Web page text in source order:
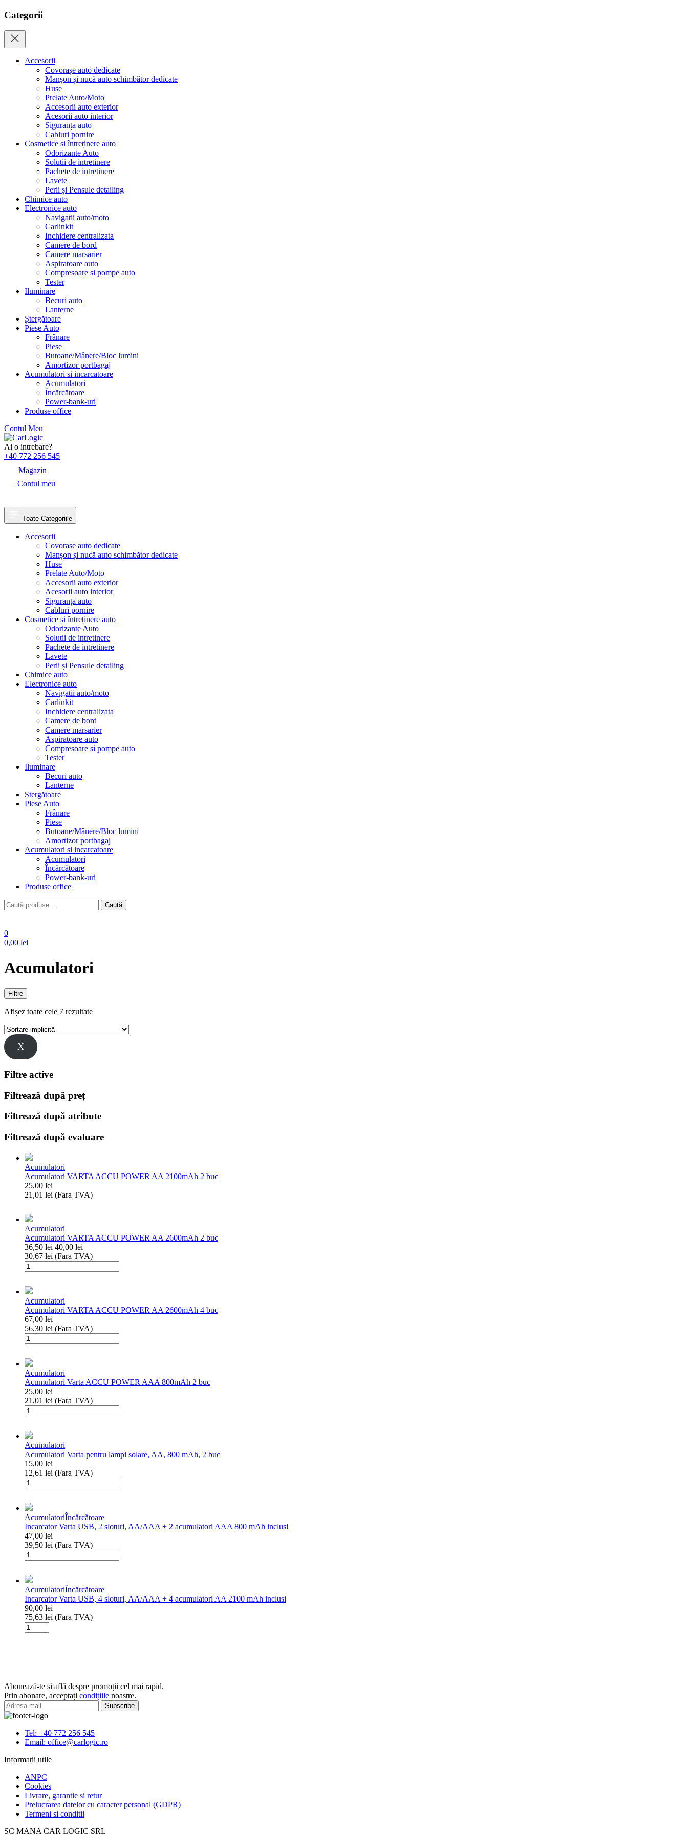
Categorii
Accesorii
Covorașe auto dedicate
Manșon și nucă auto schimbător dedicate
Huse
Prelate Auto/Moto
Accesorii auto exterior
Acesorii auto interior
Siguranța auto
Cabluri pornire
Cosmetice și întreținere auto
Odorizante Auto
Solutii de intretinere
Pachete de intretinere
Lavete
Perii și Pensule detailing
Chimice auto
Electronice auto
Navigatii auto/moto
Carlinkit
Inchidere centralizata
Camere de bord
Camere marsarier
Aspiratoare auto
Compresoare si pompe auto
Tester
Iluminare
Becuri auto
Lanterne
Ștergătoare
Piese Auto
Frânare
Piese
Butoane/Mânere/Bloc lumini
Amortizor portbagaj
Acumulatori si incarcatoare
Acumulatori
Încărcătoare
Power-bank-uri
Produse office
Contul Meu
Skip
to
content
Ai o intrebare?
+40 772 256 545
Magazin
Contul meu
Toate Categoriile
Accesorii
Covorașe auto dedicate
Manșon și nucă auto schimbător dedicate
Huse
Prelate Auto/Moto
Accesorii auto exterior
Acesorii auto interior
Siguranța auto
Cabluri pornire
Cosmetice și întreținere auto
Odorizante Auto
Solutii de intretinere
Pachete de intretinere
Lavete
Perii și Pensule detailing
Chimice auto
Electronice auto
Navigatii auto/moto
Carlinkit
Inchidere centralizata
Camere de bord
Camere marsarier
Aspiratoare auto
Compresoare si pompe auto
Tester
Iluminare
Becuri auto
Lanterne
Ștergătoare
Piese Auto
Frânare
Piese
Butoane/Mânere/Bloc lumini
Amortizor portbagaj
Acumulatori si incarcatoare
Acumulatori
Încărcătoare
Power-bank-uri
Produse office
Caută
după:
Caută
0
0,00 lei
Acumulatori
Filtre
Afișez toate cele 7 rezultate
X
Filtre active
Filtrează după preț
Filtrează după atribute
Filtrează după evaluare
Acumulatori
Acumulatori VARTA ACCU POWER AA 2100mAh 2 buc
25,00 lei
21,01 lei (Fara TVA)
Acumulatori
VARTA
ACCU
POWER
AA
2100mAh
2
Acumulatori
Acumulatori VARTA ACCU POWER AA 2600mAh 2 buc
36,50 lei 40,00 lei
30,67 lei (Fara TVA)
Cantitate
Acumulatori
ACCU
POWER
AA
2600mAh
2
buc
Acumulatori
Acumulatori VARTA ACCU POWER AA 2600mAh 4 buc
67,00 lei
56,30 lei (Fara TVA)
Cantitate
Acumulatori
ACCU
POWER
AA
2600mAh
4
buc
Acumulatori
Acumulatori Varta ACCU POWER AAA 800mAh 2 buc
25,00 lei
21,01 lei (Fara TVA)
Cantitate
Acumulatori
ACCU
POWER
AAA
800mAh
2
buc
Acumulatori
Acumulatori Varta pentru lampi solare, AA, 800 mAh, 2 buc
15,00 lei
12,61 lei (Fara TVA)
Cantitate
Acumulatori
pentru
lampi
solare,
AA,
800
mAh,
buc
AcumulatoriÎncărcătoare
Incarcator Varta USB, 2 sloturi, AA/AAA + 2 acumulatori AAA 800 mAh inclusi
47,00 lei
39,50 lei (Fara TVA)
Cantitate
Incarcator
USB,
2
sloturi,
AA/AAA
+
2
AcumulatoriÎncărcătoare
Incarcator Varta USB, 4 sloturi, AA/AAA + 4 acumulatori AA 2100 mAh inclusi
90,00 lei
75,63 lei (Fara TVA)
Cantitate
Incarcator
+
4
acumulatori
AA
mAh
inclusi
Abonează-te și află despre promoții cel mai rapid.
Prin abonare, acceptați condițiile noastre.
Tel: +40 772 256 545
Email: office@carlogic.ro
Informații utile
ANPC
Cookies
Livrare, garantie si retur
Prelucrarea datelor cu caracter personal (GDPR)
Termeni si conditii
SC MANA CAR LOGIC SRL